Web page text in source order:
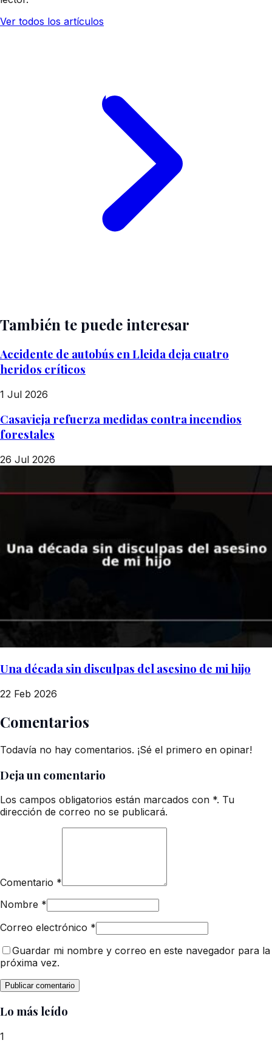
Ver todos los artículos
También te puede interesar
Accidente de autobús en Lleida deja cuatro
heridos críticos
1 Jul 2026
Casavieja refuerza medidas contra incendios
forestales
26 Jul 2026
Una década sin disculpas del asesino de mi hijo
22 Feb 2026
Comentarios
Todavía no hay comentarios. ¡Sé el primero en opinar!
Deja un comentario
Los campos obligatorios están marcados con *. Tu
dirección de correo no se publicará.
Comentario *
Nombre *
Correo electrónico *
Guardar mi nombre y correo en este navegador para la
próxima vez.
Lo más leído
1